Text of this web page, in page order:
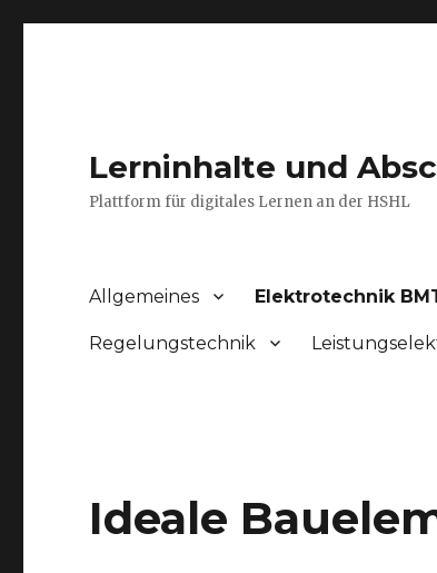
Lerninhalte und
Plattform für digitales Lernen an der HSHL
Allgemeines Elektrotechnik
Regelungstechnik
Ideale